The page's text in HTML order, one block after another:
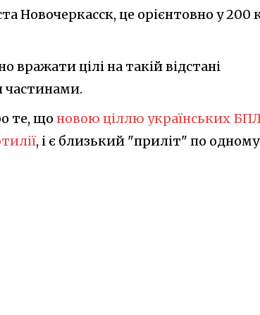
Новочеркасск, це орієнтовно у 200
вражати цілі на такій відстані
частинами.
те, що новою ціллю українських
, і є близький "приліт" по одному